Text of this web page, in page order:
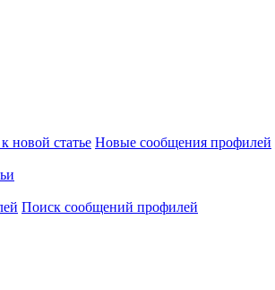
новой статье Новые сообщения профилей
Поиск сообщений профилей